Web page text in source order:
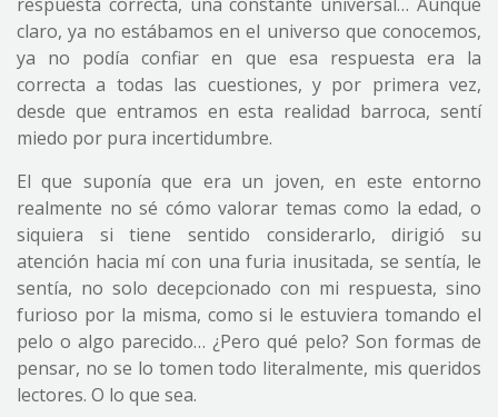
claro, ya no estábamos en el universo que conocemos,
ya no podía confiar en que esa respuesta era la
correcta a todas las cuestiones, y por primera vez,
desde que entramos en esta realidad barroca, sentí
miedo por pura incertidumbre.
El que suponía que era un joven, en este entorno
realmente no sé cómo valorar temas como la edad, o
siquiera si tiene sentido considerarlo, dirigió su
atención hacia mí con una furia inusitada, se sentía, le
sentía, no solo decepcionado con mi respuesta, sino
furioso por la misma, como si le estuviera tomando el
pelo o algo parecido… ¿Pero qué pelo? Son formas de
pensar, no se lo tomen todo literalmente, mis queridos
lectores. O lo que sea.